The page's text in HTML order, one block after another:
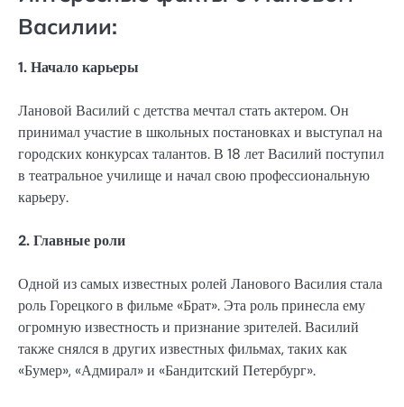
Василии:
1. Начало карьеры
Лановой Василий с детства мечтал стать актером. Он
принимал участие в школьных постановках и выступал на
городских конкурсах талантов. В 18 лет Василий поступил
в театральное училище и начал свою профессиональную
карьеру.
2. Главные роли
Одной из самых известных ролей Ланового Василия стала
роль Горецкого в фильме «Брат». Эта роль принесла ему
огромную известность и признание зрителей. Василий
также снялся в других известных фильмах, таких как
«Бумер», «Адмирал» и «Бандитский Петербург».